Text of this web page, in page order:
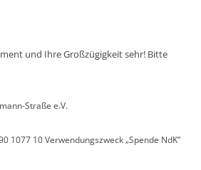
und Ihre Großzügigkeit sehr! Bitte
Straße e.V.
1077 10 Verwendungszweck „Spende NdK“